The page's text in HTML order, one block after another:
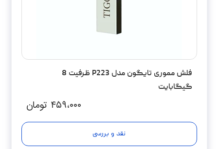
فلش مموری تایگون مدل P223 ظرفیت 8
گیگابایت
۴۵۹،۰۰۰ تومان
نقد و بررسی